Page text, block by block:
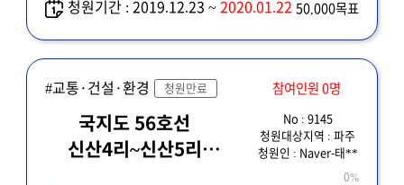
청원기간 : 2019.12.23 ~2020.01.22 50,000목표
#교통·건설·환경 청원만료 참여인원 0명
국지도 56호선
신산4리~신산5리
No : 9145
청원대상지역 : 파주
청원인 : Naver-태**
0%